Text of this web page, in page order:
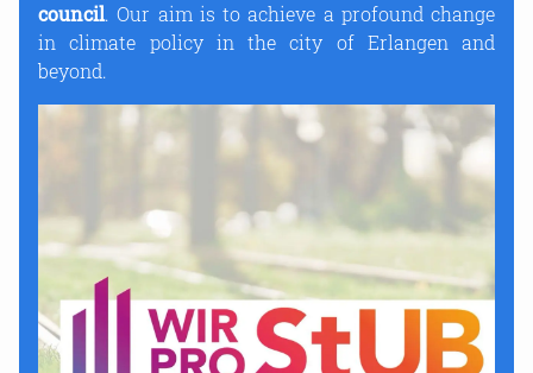
council. Our aim is to achieve a profound change
in climate policy in the city of Erlangen and
beyond.